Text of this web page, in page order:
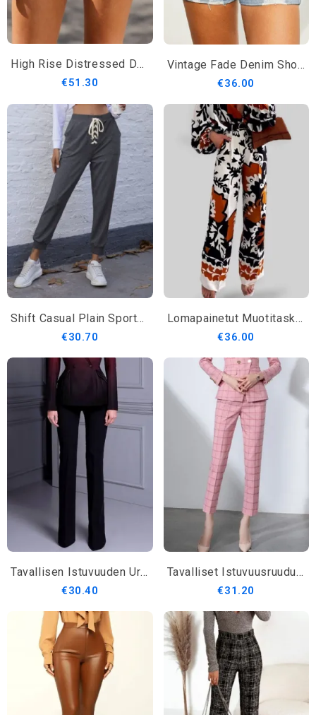
High Rise Distressed Denim Shortsit
€51.30
Vintage Fade Denim Shortsit
€36.00
Shift Casual Plain Sports Pants
€30.70
Lomapainetut Muotitaskut Suoralahkeiset Housut
€36.00
Tavallisen Istuvuuden Urbaanit Suorat Housut
€30.40
Tavalliset Istuvuusruudulliset Tyylikkäät Muotihousut
€31.20